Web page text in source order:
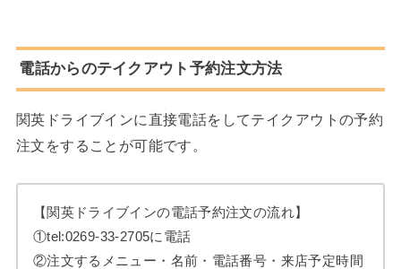
電話からのテイクアウト予約注文方法
関英ドライブインに直接電話をしてテイクアウトの予約
注文をすることが可能です。
【関英ドライブインの電話予約注文の流れ】
①tel:0269-33-2705に電話
②注文するメニュー・名前・電話番号・来店予定時間